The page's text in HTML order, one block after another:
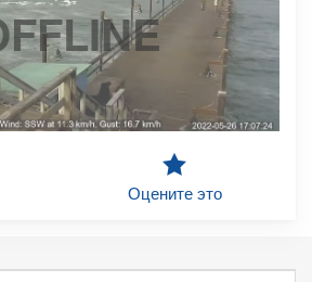
Оцените это